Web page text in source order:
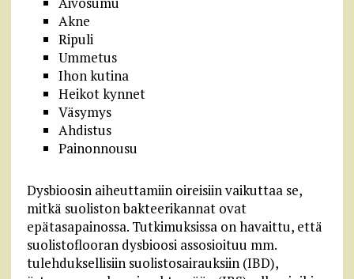
Akne
Ripuli
Ummetus
Ihon kutina
Heikot kynnet
Väsymys
Ahdistus
Painonnousu
Dysbioosin aiheuttamiin oireisiin vaikuttaa se,
mitkä suoliston bakteerikannat ovat
epätasapainossa. Tutkimuksissa on havaittu, että
suolistoflooran dysbioosi assosioituu mm.
tulehduksellisiin suolistosairauksiin (IBD),